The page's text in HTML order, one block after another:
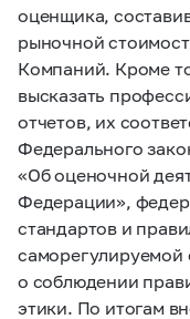
оценщика,
рыночной
Компаний. Кроме
высказать
отчетов, их
Федерального
«Об оценочной
Федерации»,
стандартов и
саморегулируемой
о соблюдении
этики. По итогам